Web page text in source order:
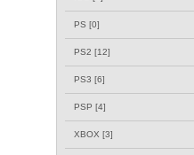
PS [0]
PS2 [12]
PS3 [6]
PSP [4]
XBOX [3]